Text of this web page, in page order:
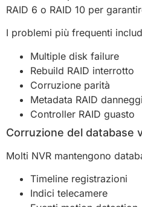
RAID 6 o RAID 10 per
I problemi più frequenti
Multiple disk failure
Rebuild RAID interrotto
Corruzione parità
Metadata RAID
Controller RAID guasto
Corruzione del database
Molti NVR mantengono
Timeline registrazioni
Indici telecamere